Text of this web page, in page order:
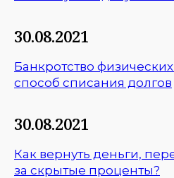
30.08.2021
Банкротство
способ списания долгов
30.08.2021
Как вернуть деньги,
за скрытые проценты?